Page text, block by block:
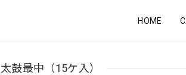
HOME
太鼓最中（15ケ入）